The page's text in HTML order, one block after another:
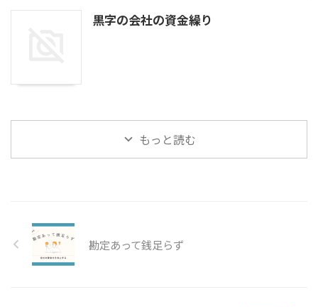
黒字の会社の資金繰り
もっと読む
勘定あって銭足らず